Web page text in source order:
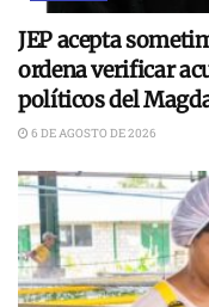
JEP acepta
ordena verificar
políticos del
6 DE AGOSTO DE 2026